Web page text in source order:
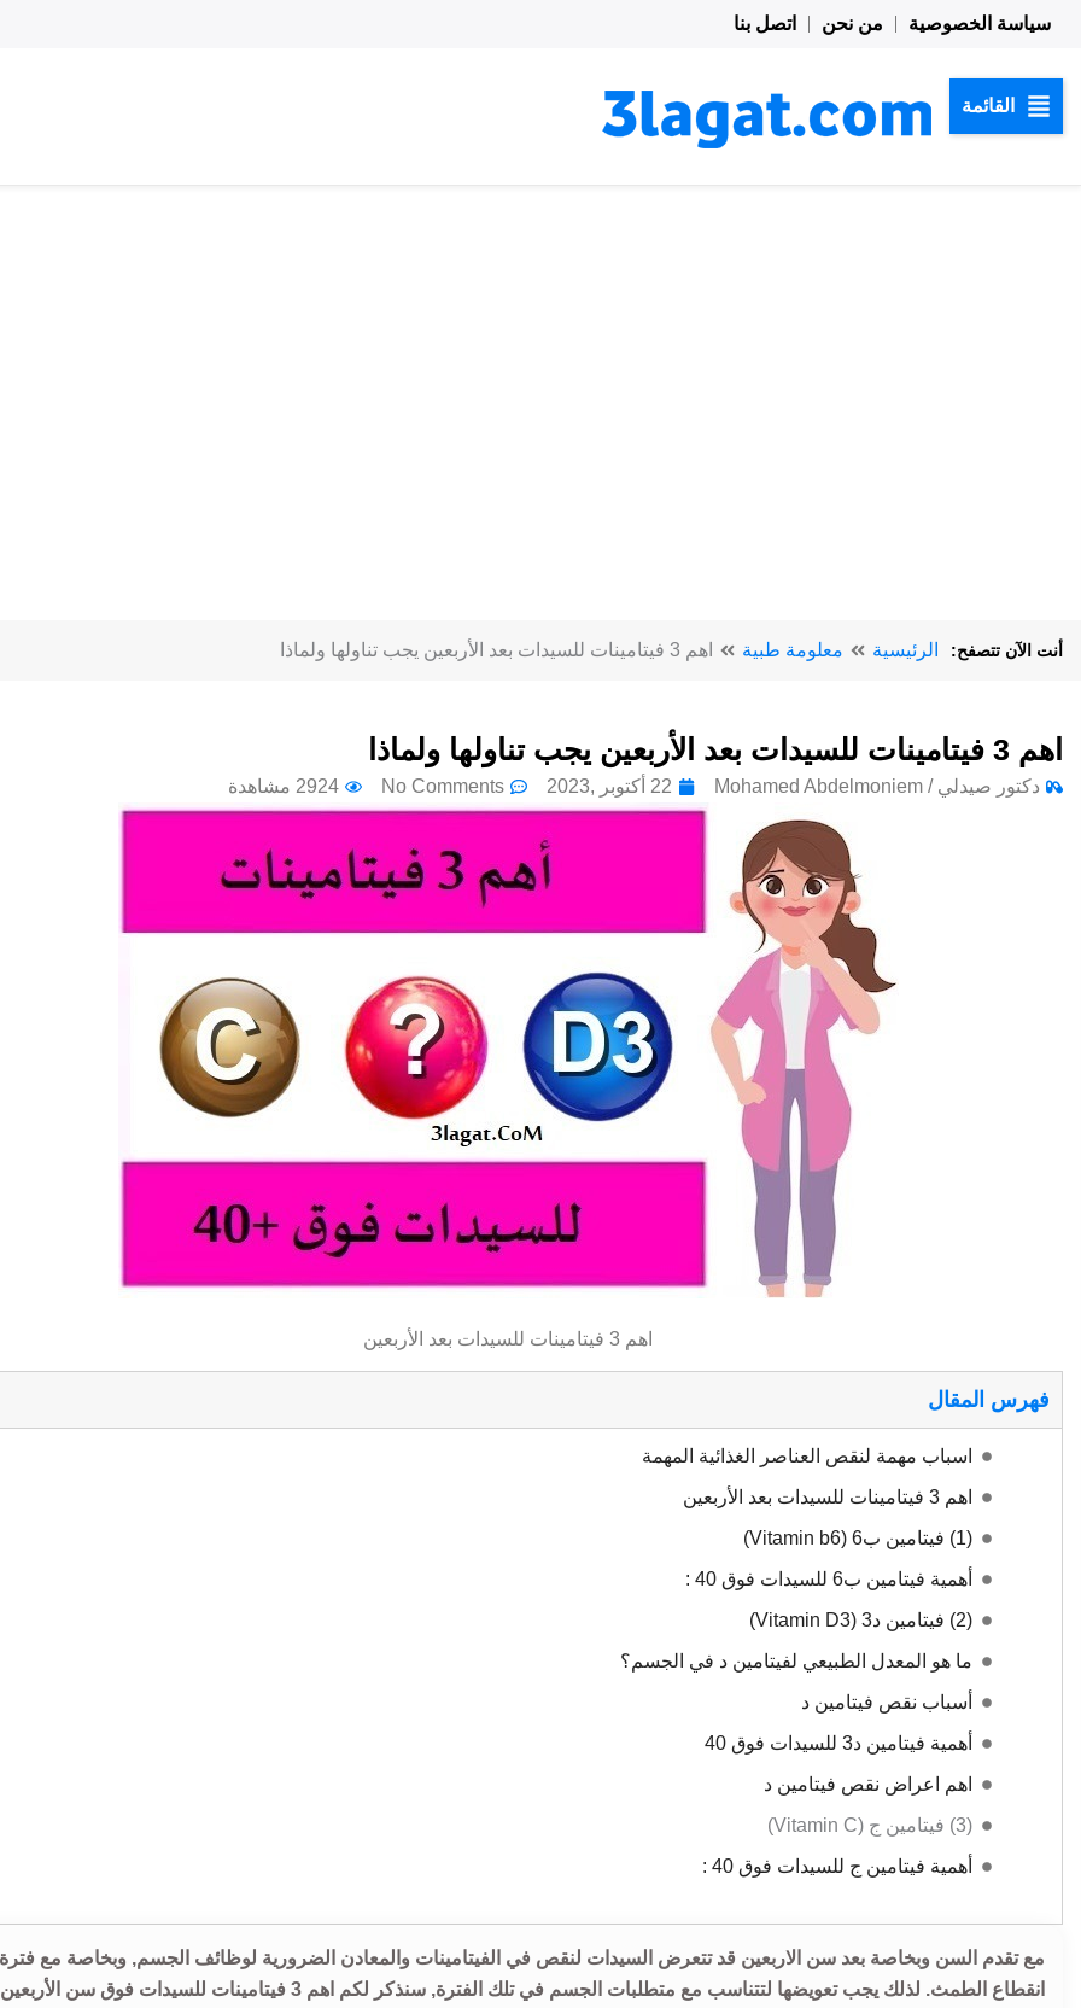
المحتوى
سياسة الخصوصية من نحن اتصل بنا
القائمة
أنت الآن تتصفح: الرئيسية معلومة طبية اهم 3 فيتامينات للسيدات بعد الأربعين يجب تناولها ولماذا
اهم 3 فيتامينات للسيدات بعد الأربعين يجب تناولها ولماذا
دكتور صيدلي / Mohamed Abdelmoniem 22 أكتوبر ,2023 No Comments 2924 مشاهدة
اهم 3 فيتامينات للسيدات بعد الأربعين
فهرس المقال
اسباب مهمة لنقص العناصر الغذائية المهمة
اهم 3 فيتامينات للسيدات بعد الأربعين
(1) فيتامين ب6 (Vitamin b6)
أهمية فيتامين ب6 للسيدات فوق 40 :
(2) فيتامين د3 (Vitamin D3)
ما هو المعدل الطبيعي لفيتامين د في الجسم؟
أسباب نقص فيتامين د
أهمية فيتامين د3 للسيدات فوق 40
اهم اعراض نقص فيتامين د
(3) فيتامين ج (Vitamin C)
أهمية فيتامين ج للسيدات فوق 40 :
مع تقدم السن وبخاصة بعد سن الاربعين قد تتعرض السيدات لنقص في الفيتامينات والمعادن الضرورية لوظائف الجسم, وبخاصة مع فترة
انقطاع الطمث. لذلك يجب تعويضها لتتناسب مع متطلبات الجسم في تلك الفترة, سنذكر لكم اهم 3 فيتامينات للسيدات فوق سن الأربعين